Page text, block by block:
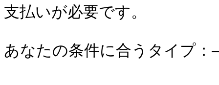
支払いが必要です。
あなたの条件に合うタイプ：